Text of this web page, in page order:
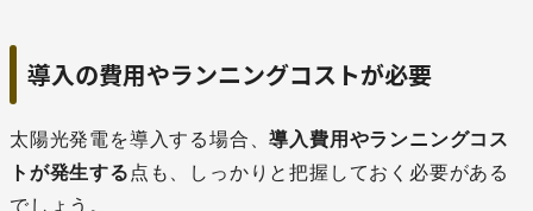
導入の費用やランニングコストが必要
太陽光発電を導入する場合、導入費用やランニングコス
トが発生する 点も、しっかりと把握しておく必要がある
でしょう。